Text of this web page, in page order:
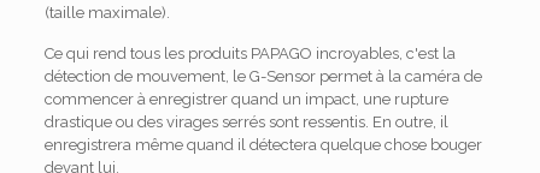
(taille maximale).
Ce qui rend tous les produits PAPAGO incroyables, c'est la
détection de mouvement, le G-Sensor permet à la caméra de
commencer à enregistrer quand un impact, une rupture
drastique ou des virages serrés sont ressentis. En outre, il
enregistrera même quand il détectera quelque chose bouger
devant lui.